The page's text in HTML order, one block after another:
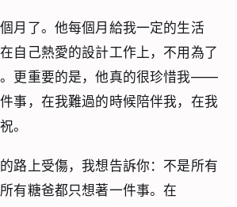
月了。他每個月給我一定的生活
自己熱愛的設計工作上，不用為了
更重要的是，他真的很珍惜我——
事，在我難過的時候陪伴我，在我
。
路上受傷，我想告訴你：不是所有
有糖爸都只想著一件事。在